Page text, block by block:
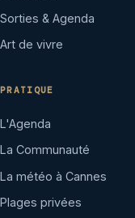
Sorties & Agenda
Art de vivre
PRATIQUE
L'Agenda
La Communauté
La météo à Cannes
Plages privées